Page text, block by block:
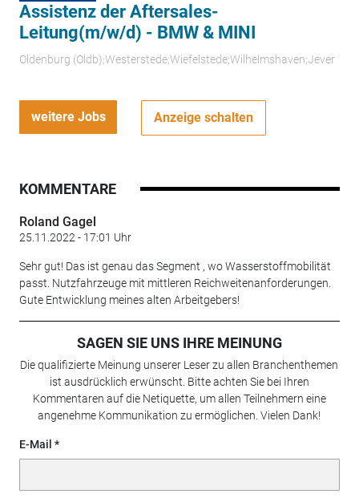
Assistenz der Aftersales-
Leitung(m/w/d) - BMW & MINI
Oldenburg (Oldb);Westerstede;Wiefelstede;Wilhelmshaven;Jever
weitere Jobs Anzeige schalten
KOMMENTARE
Roland Gagel
25.11.2022 - 17:01 Uhr
Sehr gut! Das ist genau das Segment , wo Wasserstoffmobilität
passt. Nutzfahrzeuge mit mittleren Reichweitenanforderungen.
Gute Entwicklung meines alten Arbeitgebers!
SAGEN SIE UNS IHRE MEINUNG
Die qualifizierte Meinung unserer Leser zu allen Branchenthemen
ist ausdrücklich erwünscht. Bitte achten Sie bei Ihren
Kommentaren auf die Netiquette, um allen Teilnehmern eine
angenehme Kommunikation zu ermöglichen. Vielen Dank!
E-Mail